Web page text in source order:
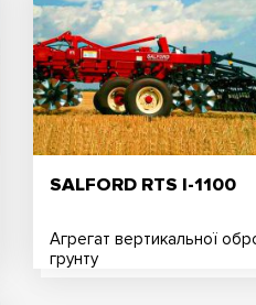
SALFORD RTS I-1100
Агрегат вертикальної
грунту